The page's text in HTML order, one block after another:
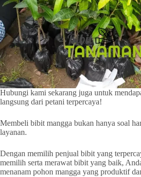
Hubungi kami sekarang juga untuk
langsung dari petani terpercaya!
Membeli bibit mangga bukan hanya soal
layanan.
Dengan memilih penjual bibit yang
memilih serta merawat bibit yang baik,
menanam pohon mangga yang produktif